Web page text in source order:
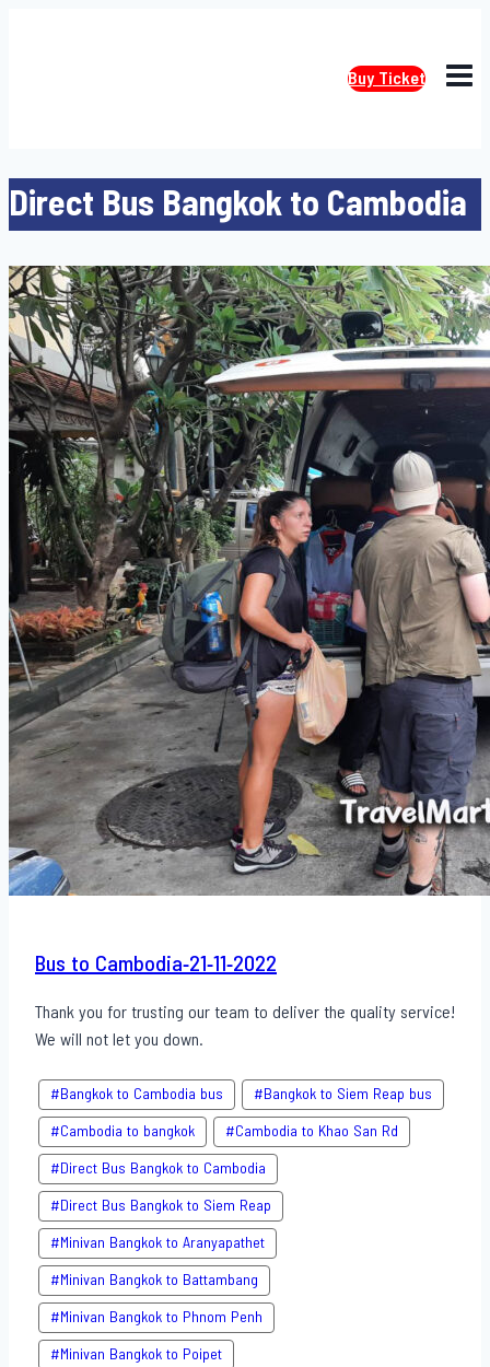
Buy Ticket
Direct​ Bus Bangkok to Cambodia
Bus to Cambodia-21-11-2022
Thank you for trusting our team to deliver the quality service!
We will not let you down.
#Bangkok to Cambodia bus
#Bangkok to Siem Reap bus
#Cambodia to bangkok
#Cambodia to Khao San​ Rd
#Direct​ Bus Bangkok to Cambodia
#Direct​ Bus Bangkok to Siem Reap
#Minivan Bangkok to​ Aranyapathet​
#Minivan​ Bangkok to Battambang
#Minivan Bangkok to Phnom Penh
#Minivan Bangkok to Poipet